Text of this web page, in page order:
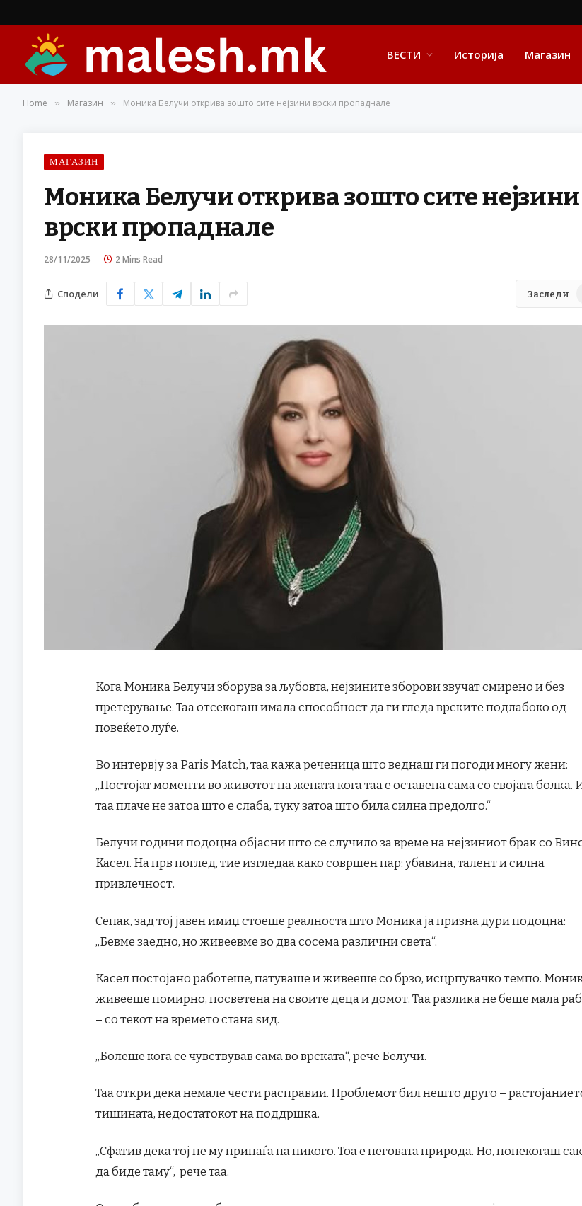
ВЕСТИ Историја Магазин
Home » Магазин » Моника Белучи открива зошто сите нејзини врски пропаднале
МАГАЗИН
Моника Белучи открива зошто сите нејзини
врски пропаднале
28/11/2025 2 Mins Read
Сподели Заследи
Кога Моника Белучи зборува за љубовта, нејзините зборови звучат смирено и без
претерување. Таа отсекогаш имала способност да ги гледа врските подлабоко од
повеќето луѓе.
Во интервју за Paris Match, таа кажа реченица што веднаш ги погоди многу жени:
„Постојат моменти во животот на жената кога таа е оставена сама со својата болка.
таа плаче не затоа што е слаба, туку затоа што била силна предолго.“
Белучи години подоцна објасни што се случило за време на нејзиниот брак со
Касел. На прв поглед, тие изгледаа како совршен пар: убавина, талент и силна
привлечност.
Сепак, зад тој јавен имиџ стоеше реалноста што Моника ја призна дури подоцна:
„Бевме заедно, но живеевме во два сосема различни света“.
Касел постојано работеше, патуваше и живееше со брзо, исцрпувачко темпо.
живееше помирно, посветена на своите деца и домот. Таа разлика не беше мала
– со текот на времето стана ѕид.
„Болеше кога се чувствував сама во врската“, рече Белучи.
Таа откри дека немале чести расправии. Проблемот бил нешто друго –
тишината, недостатокот на поддршка.
„Сфатив дека тој не му припаѓа на никого. Тоа е неговата природа. Но, понекогаш
да биде таму“, рече таа.